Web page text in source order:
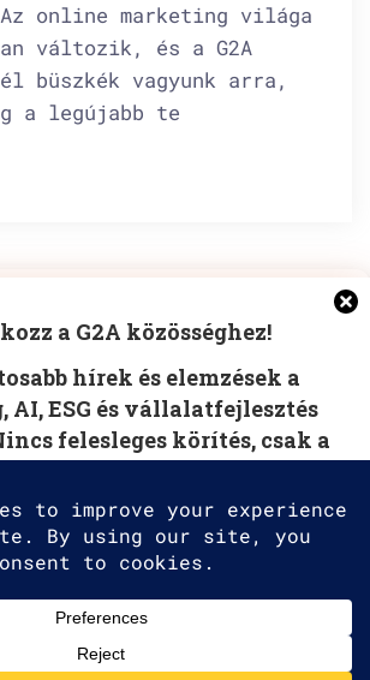
or access device information.
technologies will allow us to process
behavior or unique IDs on this site.
withdrawing consent, may adversely
and functions.
Accept
View preferences
online marketing világa
változik, és a G2A
büszkék vagyunk arra,
a legújabb te
1 … 4
G2A Marketing Pécs
a G2A közösséghez!
hírek és elemzések a
AI, ESG és vállalatfejlesztés
felesleges körítés, csak a